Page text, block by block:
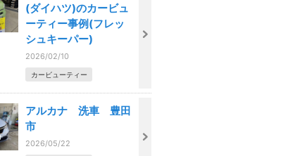
(ダイハツ)のカービュ
ーティー事例(フレッ
シュキーパー)
2026/02/10
カービューティー
アルカナ 洗車 豊田
市
2026/05/22